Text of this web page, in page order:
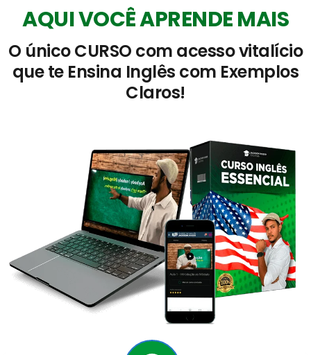
AQUI VOCÊ APRENDE MAIS
O único CURSO com acesso vitalício
que te Ensina Inglês com Exemplos
Claros!